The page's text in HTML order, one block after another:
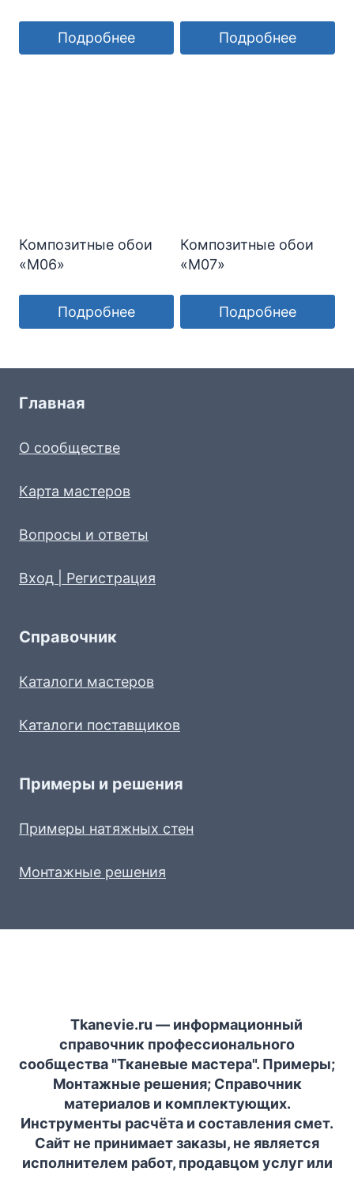
Подробнее Подробнее
Композитные обои
«М06»
Подробнее
Композитные обои
«М07»
Подробнее
Главная
О сообществе
Карта мастеров
Вопросы и ответы
Вход | Регистрация
Справочник
Каталоги мастеров
Каталоги поставщиков
Примеры и решения
Примеры натяжных стен
Монтажные решения
Tkanevie.ru — информационный
справочник профессионального
сообщества "Тканевые мастера". Примеры;
Монтажные решения; Справочник
материалов и комплектующих.
Инструменты расчёта и составления смет.
Сайт не принимает заказы, не является
исполнителем работ, продавцом услуг или